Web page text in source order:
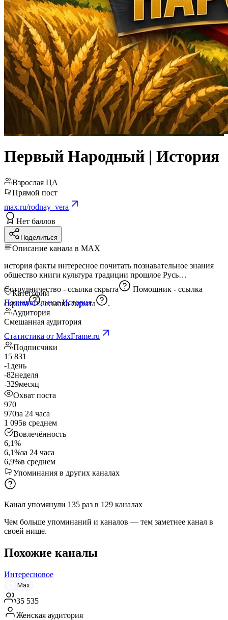
Первый Народный | История
Взрослая ЦА
Прямой пост
max.ru/rodnay_vera
Нет баллов
Поделиться
Описание канала в MAX
история факты интересное почитать познавательное знания
общество книги культура традиции прошлое Русь
Сотрудничество - ссылка скрыта Помощник - ссылка
скрыта
, ссылка скрыта .
Категории
ПознавательноеИстория
Аудитория
Смешанная аудитория
Статистика от MaxFrame.ru
Подписчики
15 831
-1 день
-82неделя
-329месяц
Охват поста
970
970за 24 часа
1 095в среднем
Вовлечённость
6,1%
6,1%за 24 часа
6,9%в среднем
Упоминания в других каналах
Канал упомянули 135 раз в 129 каналах
Чем больше упоминаний и каналов — тем заметнее канал в
своей нише.
Похожие каналы
Интересновое
Max
35 535
Женская аудитория